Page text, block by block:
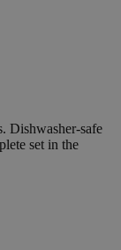
Dishwasher-safe
set in the